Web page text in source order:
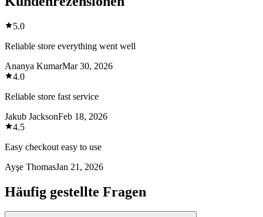
5.0
Reliable store everything went well
Ananya KumarMar 30, 2026
4.0
Reliable store fast service
Jakub JacksonFeb 18, 2026
4.5
Easy checkout easy to use
Ayşe ThomasJan 21, 2026
Häufig gestellte Fragen